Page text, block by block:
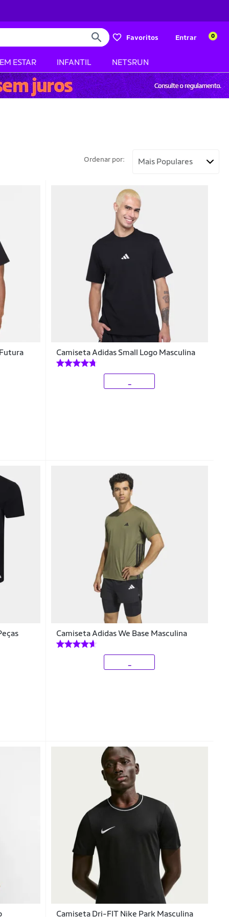
Favoritos Entrar 0
ESTAR INFANTIL NETSRUN
Ordenar por:
Camiseta Adidas Small Logo Masculina
Camiseta Adidas We Base Masculina
Camiseta Dri-FIT Nike Park Masculina